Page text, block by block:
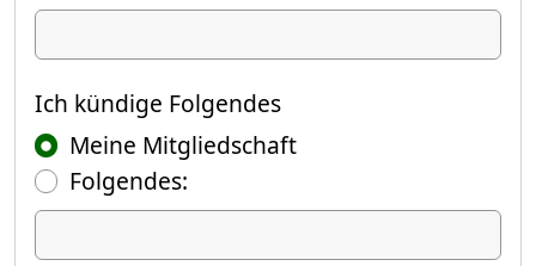
Ich kündige
Ich kündige Folgendes
Meine Mitgliedschaft
Folgendes:
Ich kündige Folgendes